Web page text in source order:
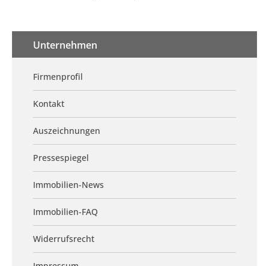
Unternehmen
Firmenprofil
Kontakt
Auszeichnungen
Pressespiegel
Immobilien-News
Immobilien-FAQ
Widerrufsrecht